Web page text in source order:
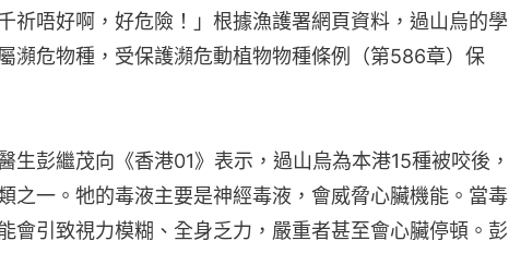
祈唔好啊，好危險！」根據漁護署網頁資料，過山烏的學
瀕危物種，受保護瀕危動植物物種條例（第586章）保
生彭繼茂向《香港01》表示，過山烏為本港15種被咬後，
之一。牠的毒液主要是神經毒液，會威脅心臟機能。當毒
會引致視力模糊、全身乏力，嚴重者甚至會心臟停頓。彭